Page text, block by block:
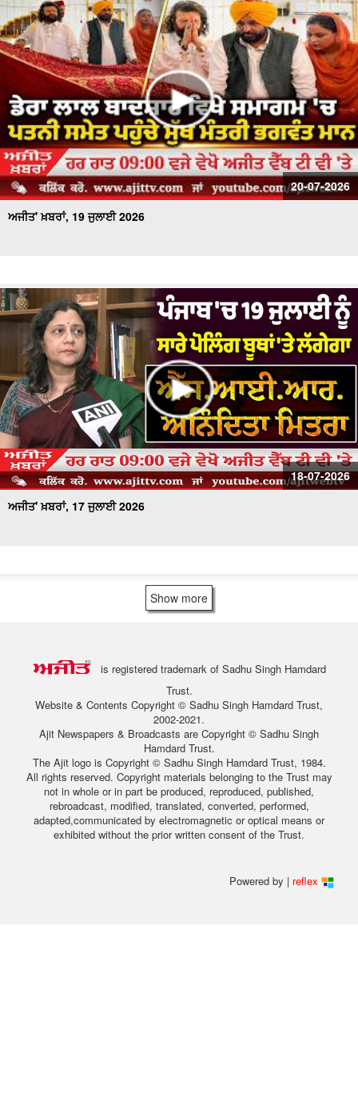
20-07-2026
ਅਜੀਤ' ਖ਼ਬਰਾਂ, 19 ਜੁਲਾਈ 2026
18-07-2026
ਅਜੀਤ' ਖ਼ਬਰਾਂ, 17 ਜੁਲਾਈ 2026
Show more
is registered trademark of Sadhu Singh Hamdard
Trust.
Website & Contents Copyright © Sadhu Singh Hamdard Trust,
2002-2021.
Ajit Newspapers & Broadcasts are Copyright © Sadhu Singh
Hamdard Trust.
The Ajit logo is Copyright © Sadhu Singh Hamdard Trust, 1984.
All rights reserved. Copyright materials belonging to the Trust may
not in whole or in part be produced, reproduced, published,
rebroadcast, modified, translated, converted, performed,
adapted,communicated by electromagnetic or optical means or
exhibited without the prior written consent of the Trust.
Powered by | reflex